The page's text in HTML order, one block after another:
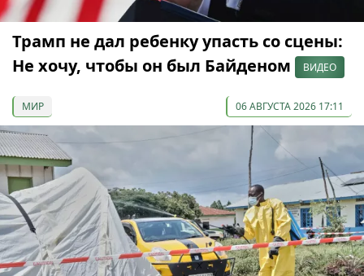
Трамп не дал ребенку упасть со сцены:
Не хочу, чтобы он был Байденом
ВИДЕО
МИР 06 АВГУСТА 2026 17:11